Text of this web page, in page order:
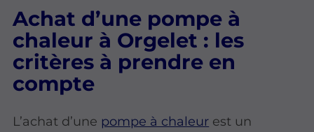
Achat d’une pompe à
chaleur à Orgelet : les
critères à prendre en
compte
L’achat d’une pompe à chaleur est un